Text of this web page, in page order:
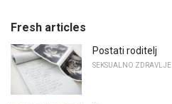
Fresh articles
Postati roditelj
SEKSUALNO ZDRAVLJE